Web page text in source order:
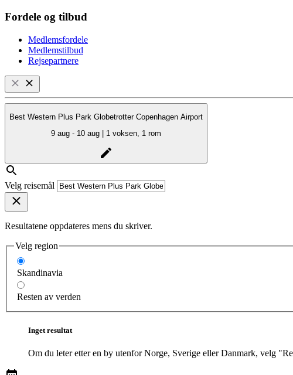
Fordele og tilbud
Medlemsfordele
Medlemstilbud
Rejsepartnere
Best Western Plus Park Globetrotter Copenhagen Airport
9 aug - 10 aug | 1 voksen, 1 rom
Velg reisemål
Resultatene oppdateres mens du skriver.
Velg region
Skandinavia
Resten av verden
Inget resultat
Om du leter etter en by utenfor Norge, Sverige eller Danmark, velg